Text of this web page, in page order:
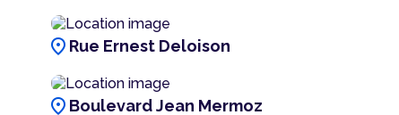
location_on Rue Ernest Deloison
location_on Boulevard Jean Mermoz